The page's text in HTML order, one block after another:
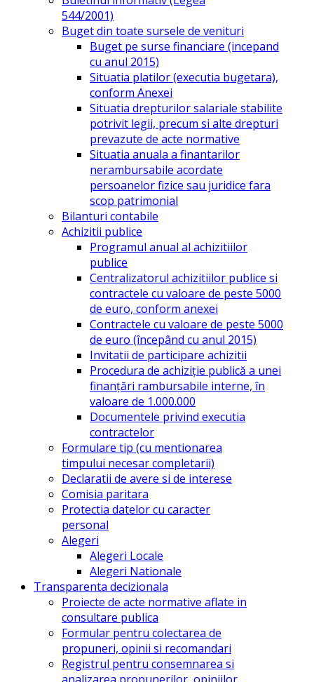
544/2001)
Buget din toate sursele de venituri
Buget pe surse financiare (incepand
cu anul 2015)
Situatia platilor (executia bugetara),
conform Anexei
Situatia drepturilor salariale stabilite
potrivit legii, precum si alte drepturi
prevazute de acte normative
Situatia anuala a finantarilor
nerambursabile acordate
persoanelor fizice sau juridice fara
scop patrimonial
Bilanturi contabile
Achizitii publice
Programul anual al achizitiilor
publice
Centralizatorul achizitiilor publice si
contractele cu valoare de peste 5000
de euro, conform anexei
Contractele cu valoare de peste 5000
de euro (începând cu anul 2015)
Invitatii de participare achizitii
Procedura de achiziție publică a unei
finanțări rambursabile interne, în
valoare de 1.000.000
Documentele privind executia
contractelor
Formulare tip (cu mentionarea
timpului necesar completarii)
Declaratii de avere si de interese
Comisia paritara
Protectia datelor cu caracter
personal
Alegeri
Alegeri Locale
Alegeri Nationale
Transparenta decizionala
Proiecte de acte normative aflate in
consultare publica
Formular pentru colectarea de
propuneri, opinii si recomandari
Registrul pentru consemnarea si
analizarea propunerilor, opiniilor